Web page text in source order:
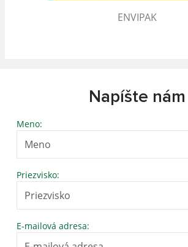
ENVIPAK
Napíšte nám
Meno:
Priezvisko:
E-mailová adresa: